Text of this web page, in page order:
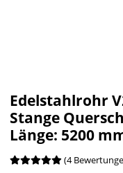
Edelstahlrohr
Stange
Länge: 5200
(4